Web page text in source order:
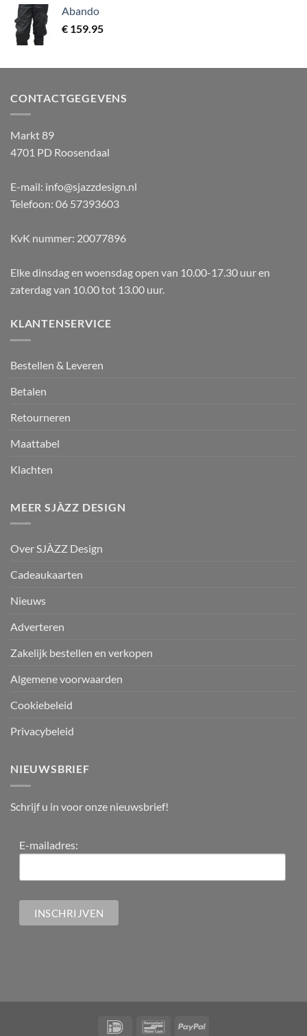
Abando
€ 159.95
CONTACTGEGEVENS
Markt 89
4701 PD Roosendaal
E-mail: info@sjazzdesign.nl
Telefoon: 06 57393603
KvK nummer: 20077896
Elke dinsdag en woensdag open van 10.00-17.30 uur en
zaterdag van 10.00 tot 13.00 uur.
KLANTENSERVICE
Bestellen & Leveren
Betalen
Retourneren
Maattabel
Klachten
MEER SJÀZZ DESIGN
Over SJÀZZ Design
Cadeaukaarten
Nieuws
Adverteren
Zakelijk bestellen en verkopen
Algemene voorwaarden
Cookiebeleid
Privacybeleid
NIEUWSBRIEF
Schrijf u in voor onze nieuwsbrief!
E-mailadres: